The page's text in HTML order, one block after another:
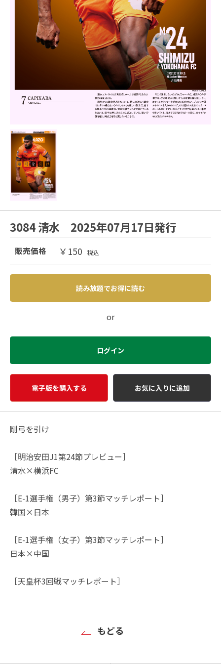
3084 清水 2025年07月17日発行
販売価格 ￥150 税込
読み放題でお得に読む
or
ログイン
電子版を購入する お気に入りに追加
剛弓を引け
［明治安田J1第24節プレビュー］
清水×横浜FC
［E-1選手権（男子）第3節マッチレポート］
韓国×日本
［E-1選手権（女子）第3節マッチレポート］
日本×中国
［天皇杯3回戦マッチレポート］
もどる